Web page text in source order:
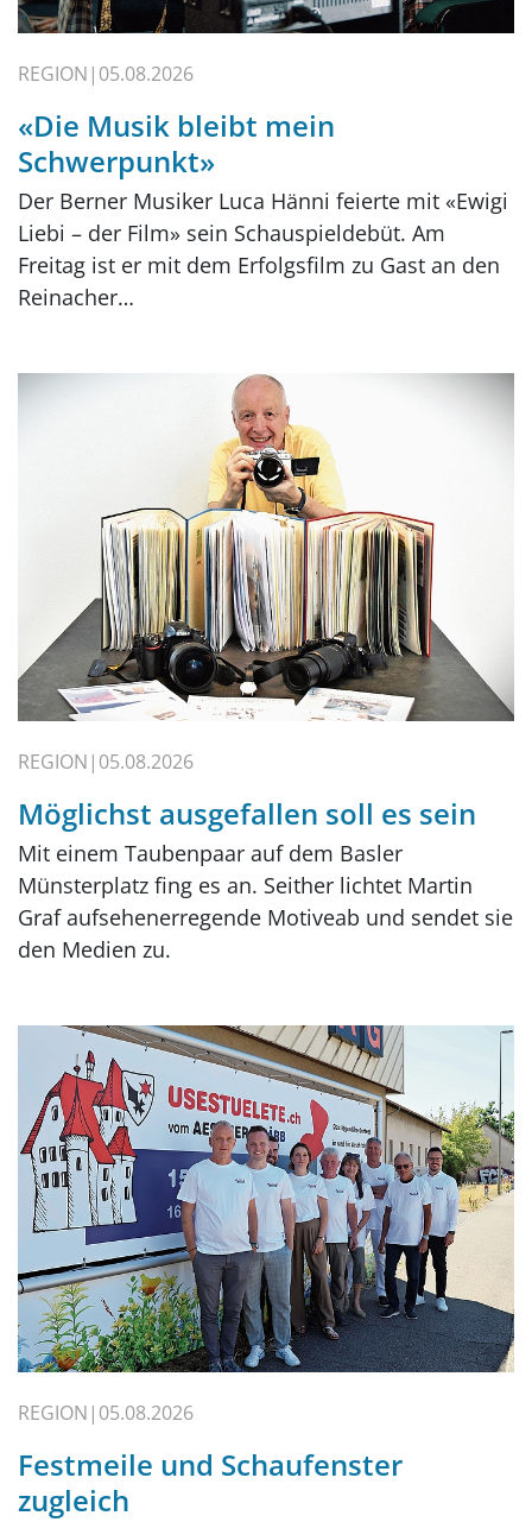
REGION 05.08.2026
«Die Musik bleibt mein
Schwerpunkt»
Der Berner Musiker Luca Hänni feierte mit «Ewigi
Liebi – der Film» sein Schauspieldebüt. Am
Freitag ist er mit dem Erfolgsfilm zu Gast an den
Reinacher…
REGION 05.08.2026
Möglichst ausgefallen soll es sein
Mit einem Taubenpaar auf dem Basler
Münsterplatz fing es an. Seither lichtet Martin
Graf aufsehenerregende Motiveab und sendet sie
den Medien zu.
REGION 05.08.2026
Festmeile und Schaufenster
zugleich